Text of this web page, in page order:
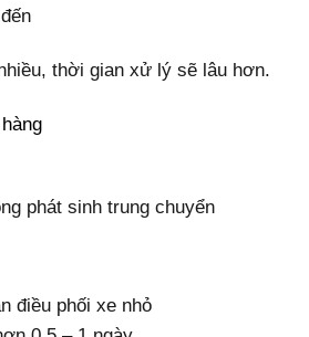
thời gian xử lý sẽ lâu hơn.
phát sinh trung chuyển
điều phối xe nhỏ